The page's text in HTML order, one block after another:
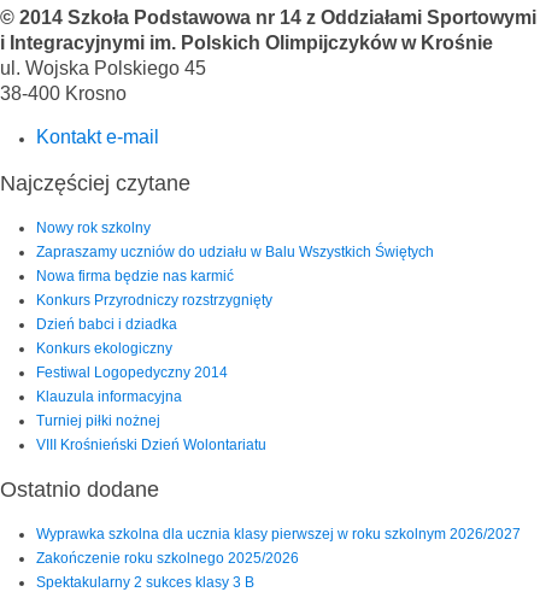
© 2014 Szkoła Podstawowa nr 14 z Oddziałami Sportowymi
i Integracyjnymi im. Polskich Olimpijczyków w Krośnie
ul. Wojska Polskiego 45
38-400 Krosno
Kontakt e-mail
Najczęściej czytane
Nowy rok szkolny
Zapraszamy uczniów do udziału w Balu Wszystkich Świętych
Nowa firma będzie nas karmić
Konkurs Przyrodniczy rozstrzygnięty
Dzień babci i dziadka
Konkurs ekologiczny
Festiwal Logopedyczny 2014
Klauzula informacyjna
Turniej piłki nożnej
VIII Krośnieński Dzień Wolontariatu
Ostatnio dodane
Wyprawka szkolna dla ucznia klasy pierwszej w roku szkolnym 2026/2027
Zakończenie roku szkolnego 2025/2026
Spektakularny 2 sukces klasy 3 B